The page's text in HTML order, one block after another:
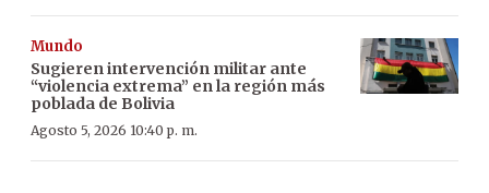
Mundo
Sugieren intervención militar ante
“violencia extrema” en la región más
poblada de Bolivia
Agosto 5, 2026 10:40 p. m.